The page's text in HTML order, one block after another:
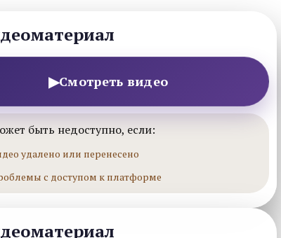
▶Смотреть видео
быть недоступно, если:
удалено или перенесено
с доступом к платформе